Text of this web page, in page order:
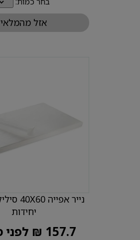
אזל מהמלאי
יחידות
157.7 ₪ לפני מע''מ